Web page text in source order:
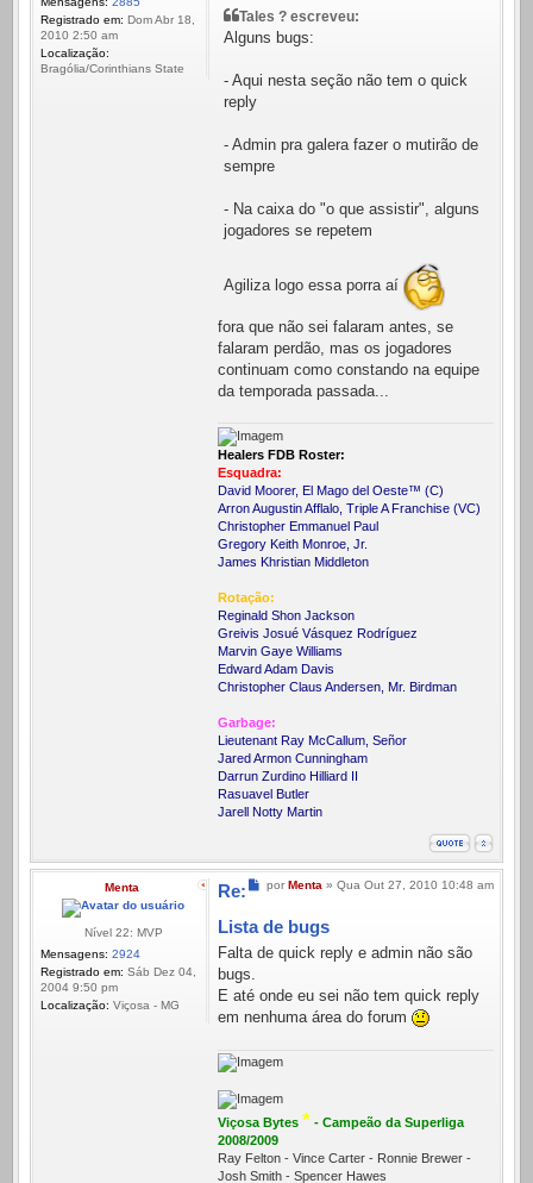
Registrado em: Dom Abr 18,
2010 2:50 am
Localização:
Bragólia/Corinthians State
Tales ? escreveu:
Alguns bugs:
- Aqui nesta seção não tem o quick
reply
- Admin pra galera fazer o mutirão de
sempre
- Na caixa do "o que assistir", alguns
jogadores se repetem
Agiliza logo essa porra aí
fora que não sei falaram antes, se
falaram perdão, mas os jogadores
continuam como constando na equipe
da temporada passada...
Healers FDB Roster:
Esquadra:
David Moorer, El Mago del Oeste™ (C)
Arron Augustin Afflalo, Triple A Franchise (VC)
Christopher Emmanuel Paul
Gregory Keith Monroe, Jr.
James Khristian Middleton
Rotação:
Reginald Shon Jackson
Greivis Josué Vásquez Rodríguez
Marvin Gaye Williams
Edward Adam Davis
Christopher Claus Andersen, Mr. Birdman
Garbage:
Lieutenant Ray McCallum, Señor
Jared Armon Cunningham
Darrun Zurdino Hilliard II
Rasuavel Butler
Jarell Notty Martin
Menta
Nível 22: MVP
Mensagens: 2924
Registrado em: Sáb Dez 04,
2004 9:50 pm
Localização: Viçosa - MG
Mensagem
por Menta » Qua Out 27, 2010 10:48 am
Re:
Lista de bugs
Falta de quick reply e admin não são
bugs.
E até onde eu sei não tem quick reply
em nenhuma área do forum
Viçosa Bytes * - Campeão da Superliga
2008/2009
Ray Felton - Vince Carter - Ronnie Brewer -
Josh Smith - Spencer Hawes